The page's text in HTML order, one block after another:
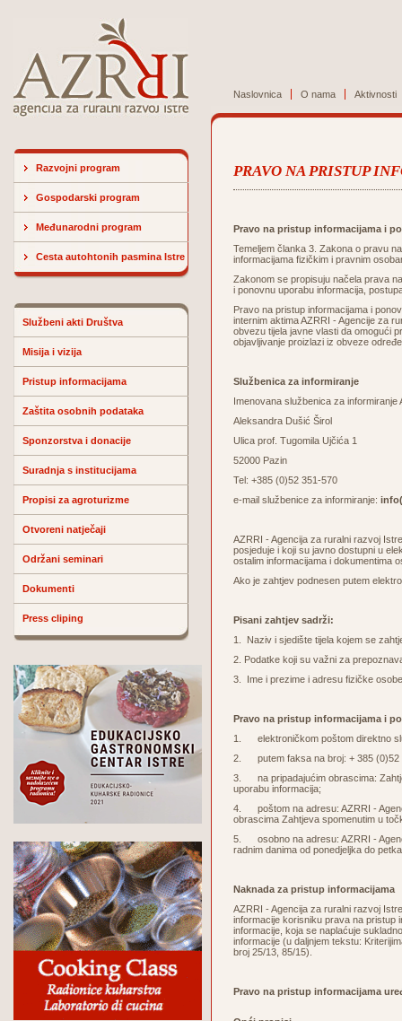
Naslovnica O nama Aktivnosti
Razvojni program
Gospodarski program
Međunarodni program
Cesta autohtonih pasmina Istre
Službeni akti Društva
Misija i vizija
Pristup informacijama
Zaštita osobnih podataka
Sponzorstva i donacije
Suradnja s institucijama
Propisi za agroturizme
Otvoreni natječaji
Održani seminari
Dokumenti
Press cliping
PRAVO NA PRISTUP
Pravo na pristup informacijama i
Temeljem članka 3. Zakona o pravu
informacijama fizičkim i pravnim
Zakonom se propisuju načela prava
i ponovnu uporabu informacija,
Pravo na pristup informacijama i
internim aktima AZRRI - Agencije za
obvezu tijela javne vlasti da omogući
objavljivanje proizlazi iz obveze
Službenica za informiranje
Imenovana službenica za
Aleksandra Dušić Širol
Ulica prof. Tugomila Ujčića 1
52000 Pazin
Tel: +385 (0)52 351-570
e-mail službenice za informiranje:
AZRRI - Agencija za ruralni razvoj
posjeduje i koji su javno dostupni u
ostalim informacijama i dokumentima
Ako je zahtjev podnesen putem
Pisani zahtjev sadrži:
1. Naziv i sjedište tijela kojem se
2. Podatke koji su važni za
3. Ime i prezime i adresu fizičke
Pravo na pristup informacijama i
1. elektroničkom poštom direktno
2. putem faksa na broj: + 385 (0)52
3. na pripadajućim obrascima:
uporabu informacija;
4. poštom na adresu: AZRRI -
obrascima Zahtjeva spomenutim u
5. osobno na adresu: AZRRI -
radnim danima od ponedjeljka do
Naknada za pristup informacijama
AZRRI - Agencija za ruralni razvoj
informacije korisniku prava na pristup
informacije, koja se naplaćuje
informacije (u daljnjem tekstu:
broj 25/13, 85/15).
Pravo na pristup informacijama